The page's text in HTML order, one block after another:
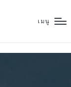
เมนู